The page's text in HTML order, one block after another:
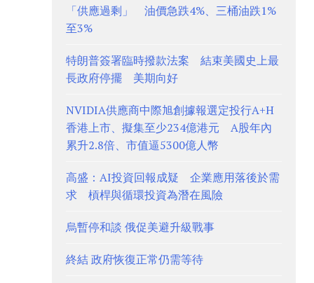
「供應過剩」 油價急跌4%、三桶油跌1%
至3%
特朗普簽署臨時撥款法案 結束美國史上最
長政府停擺 美期向好
NVIDIA供應商中際旭創據報選定投行A+H
香港上市、擬集至少234億港元 A股年內
累升2.8倍、市值逼5300億人幣
高盛：AI投資回報成疑 企業應用落後於需
求 槓桿與循環投資為潛在風險
烏暫停和談 俄促美避升級戰事
終結 政府恢復正常仍需等待